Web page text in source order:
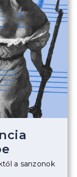
a sanzonok